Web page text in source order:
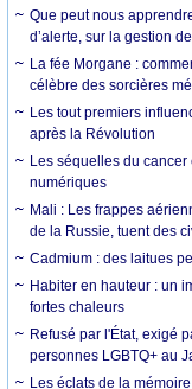
Que peut nous
d’alerte, sur la gestion
La fée Morgane :
célèbre des sorcières
Les tout premiers
après la Révolution
Les séquelles du
numériques
Mali : Les frappes
de la Russie, tuent des
Cadmium : des laitues
Habiter en hauteur : un
fortes chaleurs
Refusé par l'État, exigé
personnes LGBTQ+ au
Les éclats de la